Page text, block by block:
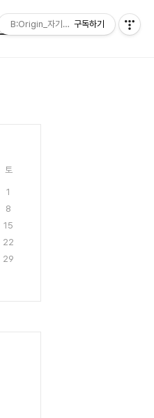
토
1
8
15
22
29
B:Origin_자기다움을 디자인합니다
구독하기